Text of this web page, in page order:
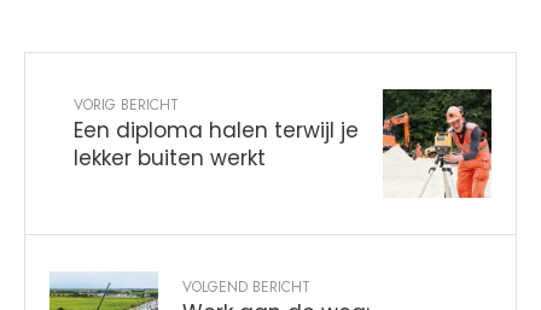
VORIG BERICHT
Een diploma halen terwijl je
lekker buiten werkt
VOLGEND BERICHT